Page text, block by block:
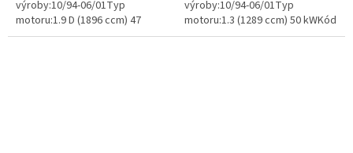
výroby:10/94-06/01Typ
motoru:1.9 D (1896 ccm) 47
kWKód motoru:AEF Stav zboží:
výroby:10/94-06/01Typ
motoru:1.3 (1289 ccm) 50 kWKód
motoru:136 M Stav zboží: